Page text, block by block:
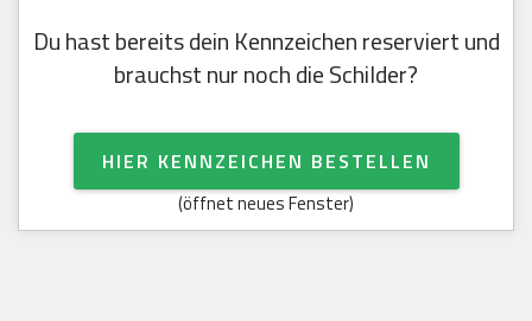
Du hast bereits dein Kennzeichen reserviert und
brauchst nur noch die Schilder?
HIER KENNZEICHEN BESTELLEN
(öffnet neues Fenster)